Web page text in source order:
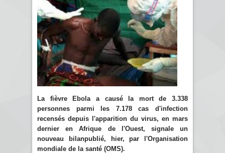
La fièvre Ebola a causé la mort de 3.338
personnes parmi les 7.178 cas d'infection
recensés depuis l'apparition du virus, en mars
dernier en Afrique de l'Ouest, signale un
nouveau bilanpublié, hier, par l'Organisation
mondiale de la santé (OMS).